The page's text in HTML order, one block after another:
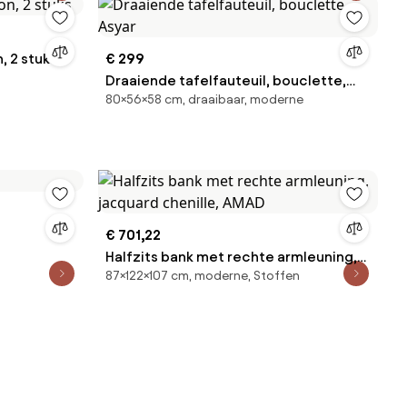
2 stuks
€ 299
Draaiende tafelfauteuil, bouclette,
Asyar
80×56×58 cm, draaibaar, moderne
€ 701,22
Halfzits bank met rechte armleuning,
jacquard chenille, AMAD
87×122×107 cm, moderne, Stoffen